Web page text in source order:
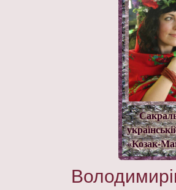
«Козак-